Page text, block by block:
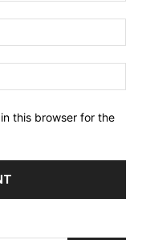
this browser for the